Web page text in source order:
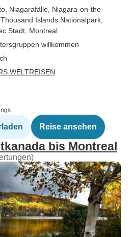
, Niagarafälle , Niagara-on-the-
, Thousand Islands Nationalpark
Stadt , Montreal
willkommen
WELTREISEN
Reise ansehen
bis Montreal